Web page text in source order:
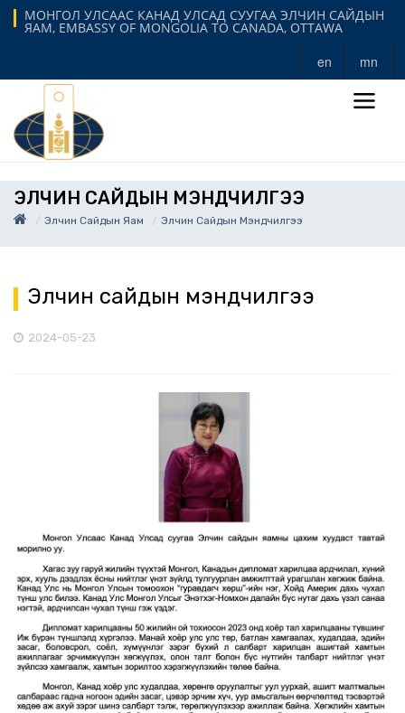
МОНГОЛ УЛСААС КАНАД УЛСАД СУУГАА ЭЛЧИН САЙДЫН
ЯАМ, EMBASSY OF MONGOLIA TO CANADA, OTTAWA
en mn
ЭЛЧИН САЙДЫН МЭНДЧИЛГЭЭ
Элчин Сайдын Яам Элчин Сайдын Мэндчилгээ
Элчин сайдын мэндчилгээ
2024-05-23